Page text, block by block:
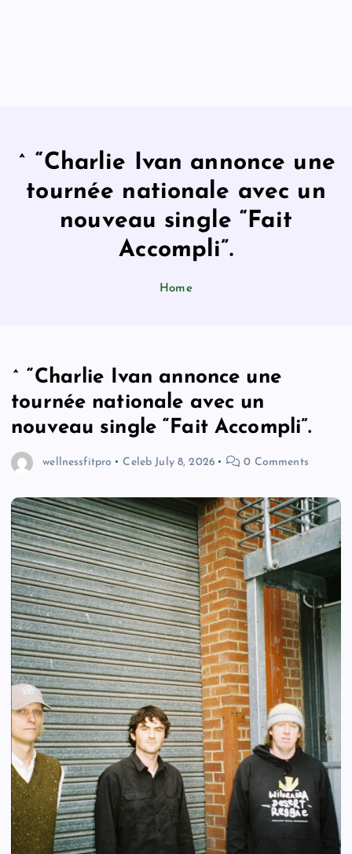
^ “Charlie Ivan annonce une
tournée nationale avec un
nouveau single “Fait
Accompli”.
Home
^ “Charlie Ivan annonce une
tournée nationale avec un
nouveau single “Fait Accompli”.
wellnessfitpro Celeb July 8, 2026 0 Comments